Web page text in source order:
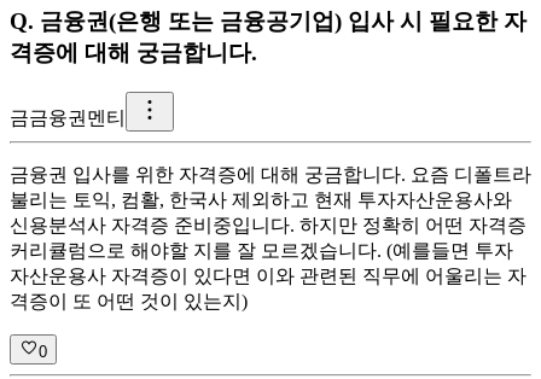
Q. 금융권(은행 또는 금융공기업) 입사 시 필요한 자
격증에 대해 궁금합니다.
금금융권멘티
금융권 입사를 위한 자격증에 대해 궁금합니다. 요즘 디폴트라
불리는 토익, 컴활, 한국사 제외하고 현재 투자자산운용사와
신용분석사 자격증 준비중입니다. 하지만 정확히 어떤 자격증
커리큘럼으로 해야할 지를 잘 모르겠습니다. (예를들면 투자
자산운용사 자격증이 있다면 이와 관련된 직무에 어울리는 자
격증이 또 어떤 것이 있는지)
0